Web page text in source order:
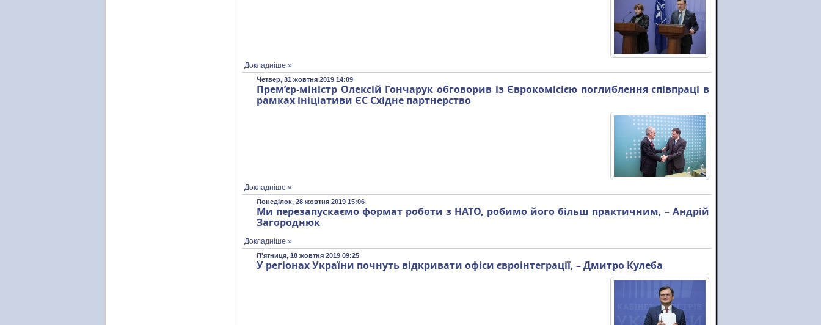
Докладніше »
Четвер, 31 жовтня 2019 14:09
Прем’єр-міністр Олексій Гончарук обговорив із Єврокомісією поглиблення співпраці в
рамках ініціативи ЄС Східне партнерство
Докладніше »
Понеділок, 28 жовтня 2019 15:06
Ми перезапускаємо формат роботи з НАТО, робимо його більш практичним, – Андрій
Загороднюк
Докладніше »
П'ятниця, 18 жовтня 2019 09:25
У регіонах України почнуть відкривати офіси євроінтеграції, – Дмитро Кулеба